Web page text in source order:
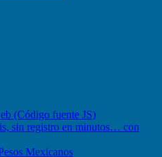
(Código fuente JS)
sin registro en minutos… con
Mexicanos